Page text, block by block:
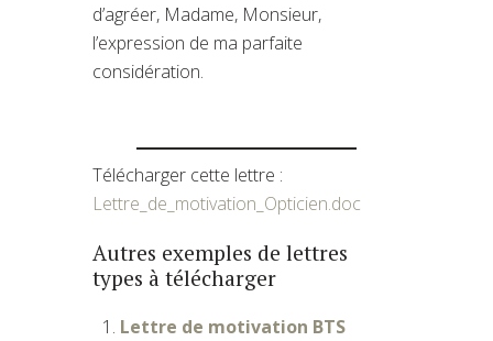
d’agréer, Madame, Monsieur,
l’expression de ma parfaite
considération.
Télécharger cette lettre :
Lettre_de_motivation_Opticien.doc
Autres exemples de lettres
types à télécharger
Lettre de motivation BTS